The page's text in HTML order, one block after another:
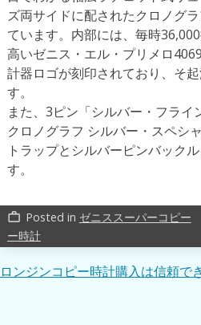
ズ両サイドに配されたクロノグ
ています。内部には、毎時
高いゼニス・エル・プリメロ
計器ロゴが刻印されており、そ
す。
また、3ピン「シルバー・フラ
クロノグラフ シルバー・スペシ
トラップとシルバーピンバック
す。
work_outline Posted in ゼニススーパーコピー
ー時計
投
ロンジンコピー時計購入は信頼で